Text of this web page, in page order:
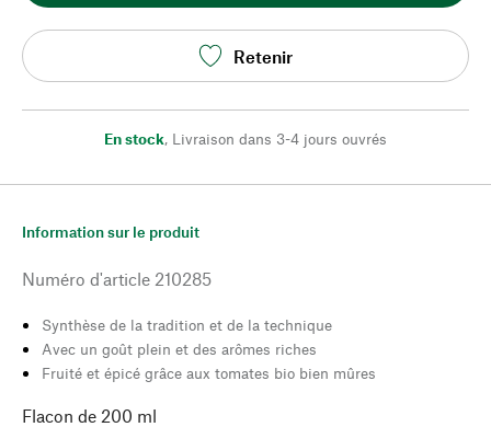
Retenir
En stock, Livraison dans 3-4 jours ouvrés
Information sur le produit
Numéro d'article 210285
Synthèse de la tradition et de la technique
Avec un goût plein et des arômes riches
Fruité et épicé grâce aux tomates bio bien mûres
Flacon de 200 ml